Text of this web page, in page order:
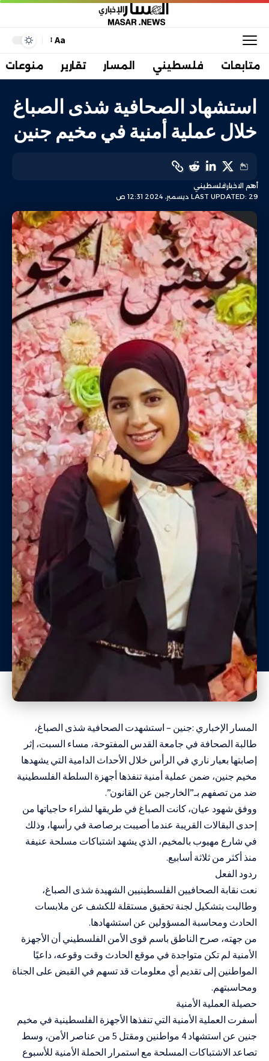
Aa
متابعات فلسطيني المسار تقارير منوعات
استشهاد الصحافية شذى الصباغ
خلال عملية أمنية في مخيم جنين
LAST UPDATED: 29 ديسمبر، 2024 12:31 ص
أهم الاخبارفلسطيني
المسار الإخباري :جنين – استشهدت الصحافية شذى الصباغ،
طالبة الصحافة في جامعة القدس المفتوحة، مساء السبت، إثر
إصابتها بعيار ناري في الرأس خلال الأحداث الدامية التي يشهدها
مخيم جنين، ضمن عملية أمنية تنفذها أجهزة السلطة الفلسطينية
ضد من تصفهم بـ”الخارجين عن القانون”.
ووفق شهود عيان، كانت الصباغ في طريقها لشراء حاجياتها من
إحدى البقالات القريبة عندما أصيبت برصاصة في رأسها، وذلك
في شارع مهيوب بالمخيم، الذي يشهد اشتباكات مسلحة عنيفة
منذ أكثر من ثلاثة أسابيع.
ردود الفعل
نعت نقابة الصحافيين الفلسطينيين الشهيدة شذى الصباغ،
وطالبت بتشكيل لجنة تحقيق مستقلة للكشف عن ملابسات
الحادث ومحاسبة المسؤولين عن استشهادها.
من جهته، صرح الناطق باسم قوى الأمن الفلسطيني أن الأجهزة
الأمنية لم تكن متواجدة في موقع الحادث وقت وقوعه، داعيًا
المواطنين إلى تقديم أي معلومات قد تسهم في القبض على الجناة
ومحاسبتهم.
حصيلة العملية الأمنية
أسفرت العملية الأمنية التي تنفذها الأجهزة الفلسطينية في مخيم
جنين عن استشهاد 4 مواطنين ومقتل 5 من عناصر الأمن، وسط
تصاعد الاشتباكات المسلحة مع استمرار الحملة الأمنية للأسبوع